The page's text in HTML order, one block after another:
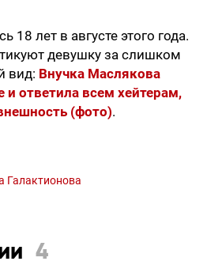
18 лет в августе этого года.
девушку за слишком
вид: Внучка Маслякова
и ответила всем хейтерам,
(фото).
Галактионова
4